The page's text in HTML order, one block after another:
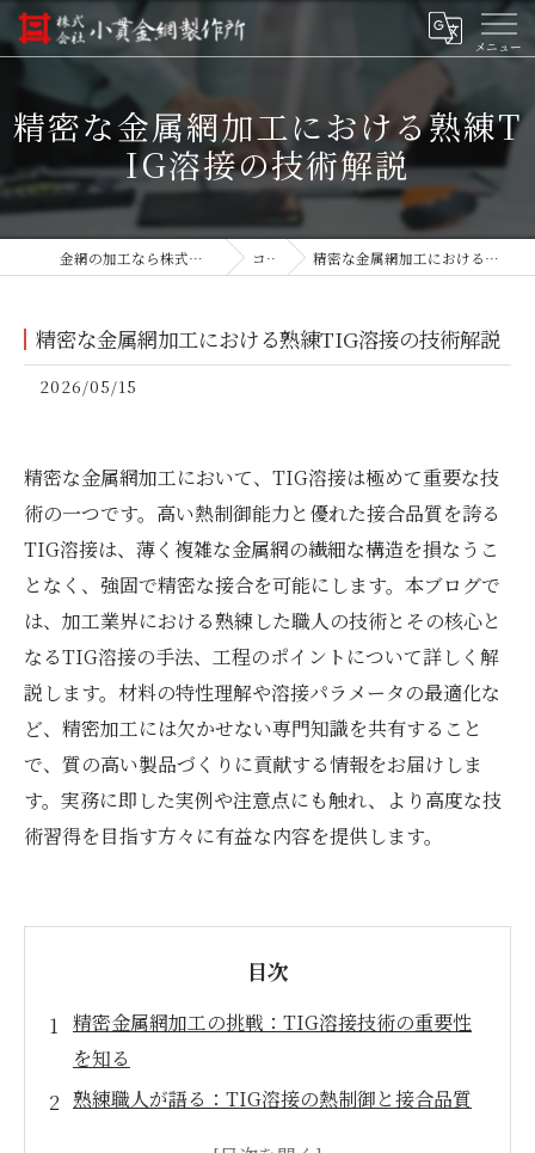
精密な金属網加工における熟練T
IG溶接の技術解説
金網の加工なら株式会社小貫金網製作所 コラム 精密な金属網加工における熟練TIG溶接の技術解説
精密な金属網加工における熟練TIG溶接の技術解説
2026/05/15
精密な金属網加工において、TIG溶接は極めて重要な技
術の一つです。高い熱制御能力と優れた接合品質を誇る
TIG溶接は、薄く複雑な金属網の繊細な構造を損なうこ
となく、強固で精密な接合を可能にします。本ブログで
は、加工業界における熟練した職人の技術とその核心と
なるTIG溶接の手法、工程のポイントについて詳しく解
説します。材料の特性理解や溶接パラメータの最適化な
ど、精密加工には欠かせない専門知識を共有すること
で、質の高い製品づくりに貢献する情報をお届けしま
す。実務に即した実例や注意点にも触れ、より高度な技
術習得を目指す方々に有益な内容を提供します。
目次
精密金属網加工の挑戦：TIG溶接技術の重要性
を知る
熟練職人が語る：TIG溶接の熱制御と接合品質